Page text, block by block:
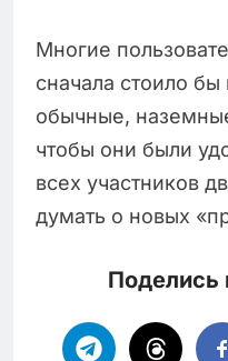
Многие
сначала стоило бы
обычные,
чтобы они были
всех участников
думать о новых
Поделись